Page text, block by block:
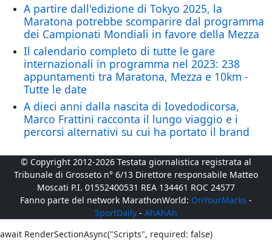
A partire dall'edizione di Tokyo 2025, la
Maratona potrebbe scomparire dal programma
dei Campionati Mondiali in favore della Mezza
Il calendario completo di tutte le gare
internazionali in programma nel 2023: 238
appuntamenti tra Maratona, Mezza e 10km -
Tutte le date
A dieci anni dalla nascita di Iovedodicorsa,
Marco Frattini racconta il lungo viaggio e i
percorsi alternativi su cui ha portato il brand
© Copyright 2012-2026 Testata giornalistica registrata al
Tribunale di Grosseto n° 6/13 Direttore responsabile Matteo
Moscati P.I. 01552400531 REA 134461 ROC 24577
Fanno parte del network MarathonWorld: OnYourMarks -
SportDaily - AhAhAh
await RenderSectionAsync("Scripts", required: false)